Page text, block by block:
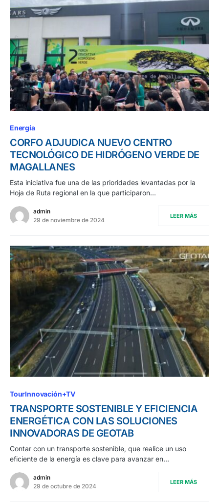
Energía
CORFO ADJUDICA NUEVO CENTRO
TECNOLÓGICO DE HIDRÓGENO VERDE DE
MAGALLANES
Esta iniciativa fue una de las prioridades levantadas por la
Hoja de Ruta regional en la que participaron…
admin
29 de noviembre de 2024
LEER MÁS
TourInnovación+TV
TRANSPORTE SOSTENIBLE Y EFICIENCIA
ENERGÉTICA CON LAS SOLUCIONES
INNOVADORAS DE GEOTAB
Contar con un transporte sostenible, que realice un uso
eficiente de la energía es clave para avanzar en…
admin
29 de octubre de 2024
LEER MÁS